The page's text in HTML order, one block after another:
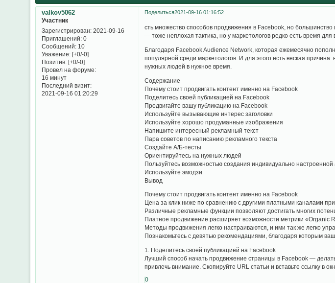
Поделиться2021-09-16 01:16:52
valkov5062
Участник
Зарегистрирован: 2021-09-16
Приглашений:0
Сообщений:10
Уважение: [+0/-0]
Позитив: [+0/-0]
Провел на форуме:
16 минут
Последний визит:
2021-09-16 01:20:29
сть множество способов продвижения в Facebook, но
— тоже неплохая тактика, но у маркетологов редко есть время для
Благодаря Facebook Audience Network, которая ежемесячно
популярной среди маркетологов. И для этого есть веская
нужных людей в нужное время.
Содержание
Почему стоит продвигать контент именно на Facebook
Поделитесь своей публикацией на Facebook
Продвигайте вашу публикацию на Facebook
Используйте вызывающие интерес заголовки
Используйте хорошо продуманные изображения
Напишите интересный рекламный текст
Пара советов по написанию рекламного текста
Создайте А/Б-тесты
Ориентируйтесь на нужных людей
Пользуйтесь возможностью создания индивидуально настроенной
Используйте эмодзи
Вывод
Почему стоит продвигать контент именно на Facebook
Цена за клик ниже по сравнению с другими платными каналами
Различные рекламные функции позволяют достигать многих
Платное продвижение расширяет возможности метрики «Organic
Методы продвижения легко настраиваются, и ими так же легко
Познакомьтесь с девятью рекомендациями, благодаря которым
1. Поделитесь своей публикацией на Facebook
Лучший способ начать продвижение страницы в Facebook —
привлечь внимание. Скопируйте URL статьи и вставьте ссылку в
0